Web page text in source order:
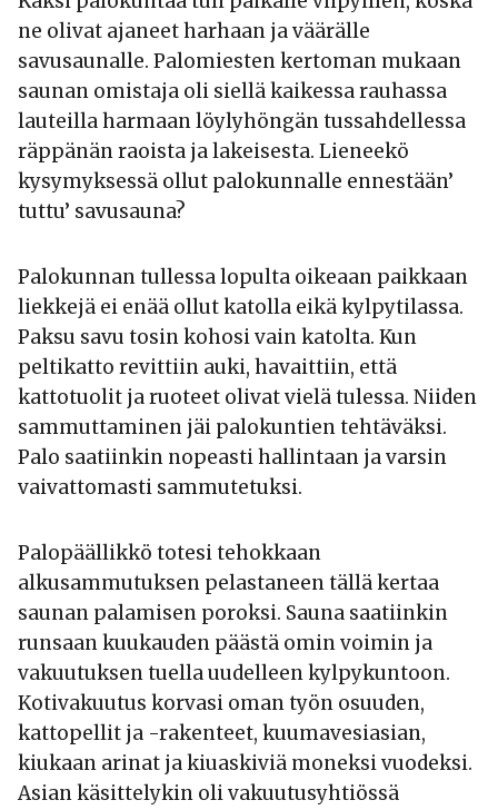
ne olivat ajaneet harhaan ja väärälle
savusaunalle. Palomiesten kertoman mukaan
saunan omistaja oli siellä kaikessa rauhassa
lauteilla harmaan löylyhöngän tussahdellessa
räppänän raoista ja lakeisesta. Lieneekö
kysymyksessä ollut palokunnalle ennestään’
tuttu’ savusauna?
Palokunnan tullessa lopulta oikeaan paikkaan
liekkejä ei enää ollut katolla eikä kylpytilassa.
Paksu savu tosin kohosi vain katolta. Kun
peltikatto revittiin auki, havaittiin, että
kattotuolit ja ruoteet olivat vielä tulessa. Niiden
sammuttaminen jäi palokuntien tehtäväksi.
Palo saatiinkin nopeasti hallintaan ja varsin
vaivattomasti sammutetuksi.
Palopäällikkö totesi tehokkaan
alkusammutuksen pelastaneen tällä kertaa
saunan palamisen poroksi. Sauna saatiinkin
runsaan kuukauden päästä omin voimin ja
vakuutuksen tuella uudelleen kylpykuntoon.
Kotivakuutus korvasi oman työn osuuden,
kattopellit ja -rakenteet, kuumavesiasian,
kiukaan arinat ja kiuaskiviä moneksi vuodeksi.
Asian käsittelykin oli vakuutusyhtiössä